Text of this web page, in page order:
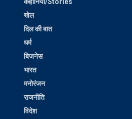
खेल
दिल की बात
धर्म
बिजनेस
भारत
मनोरंजन
राजनीति
विदेश